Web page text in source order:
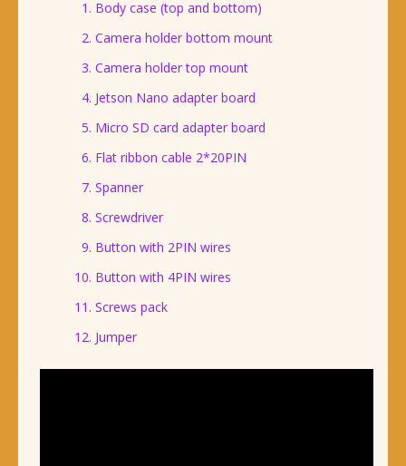
Body case (top and bottom)
Camera holder bottom mount
Camera holder top mount
Jetson Nano adapter board
Micro SD card adapter board
Flat ribbon cable 2*20PIN
Spanner
Screwdriver
Button with 2PIN wires
Button with 4PIN wires
Screws pack
Jumper